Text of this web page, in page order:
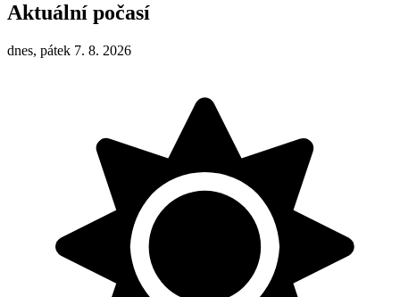
Aktuální počasí
dnes, pátek 7. 8. 2026